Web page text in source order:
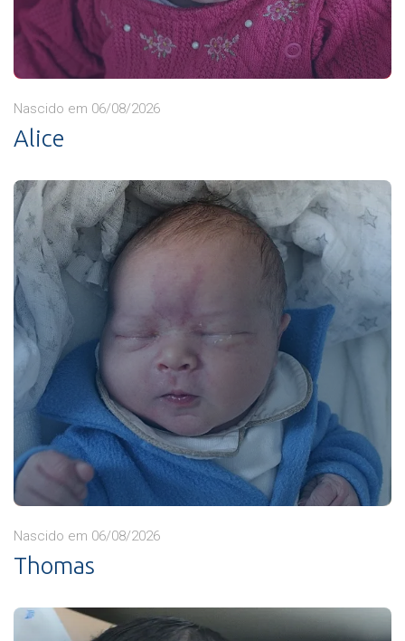
Nascido em 06/08/2026
Alice
Nascido em 06/08/2026
Thomas